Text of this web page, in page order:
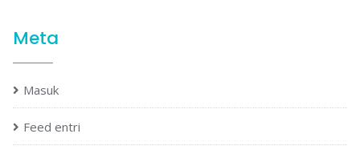
Meta
Masuk
Feed entri